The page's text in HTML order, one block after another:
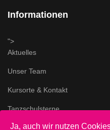
Informationen
">
Aktuelles
Unser Team
Kursorte & Kontakt
Tanzschulsterne
Impressum & AGB
Ja, auch wir nutzen